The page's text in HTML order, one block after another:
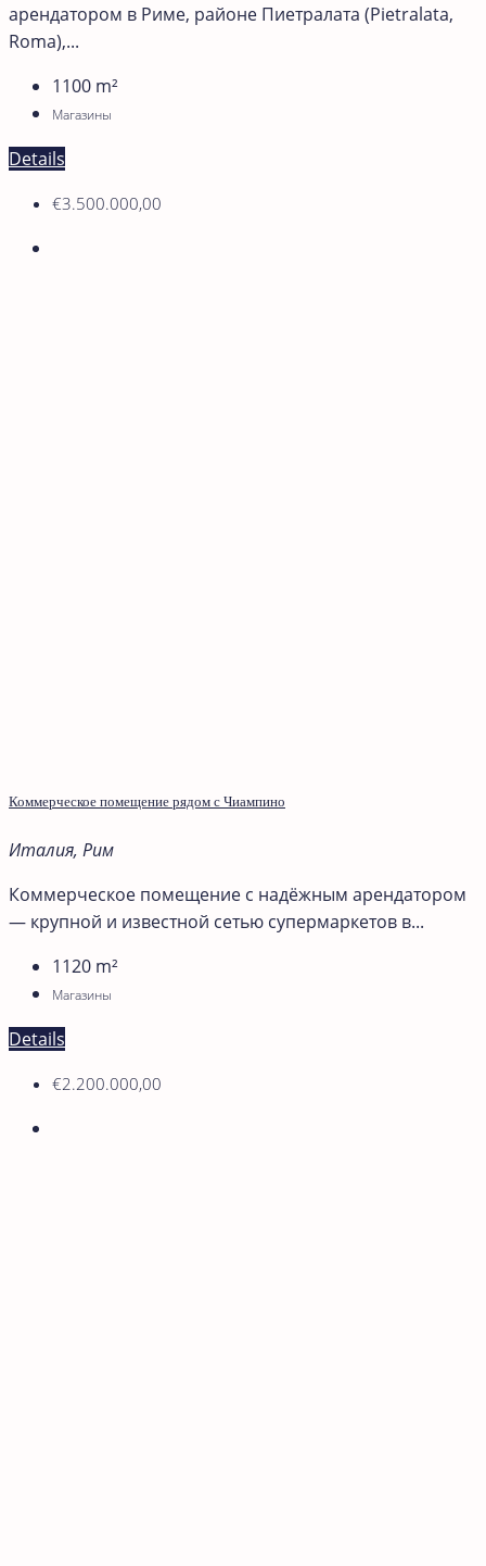
арендатором в Риме, районе Пиетралата (Pietralata,
Roma),...
1100 m²
Магазины
Details
€3.500.000,00
Коммерческое помещение рядом с Чиампино
Италия, Рим
Коммерческое помещение с надёжным арендатором
— крупной и известной сетью супермаркетов в...
1120 m²
Магазины
Details
€2.200.000,00